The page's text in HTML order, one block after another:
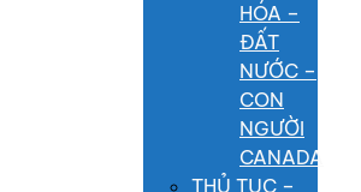
HÓA –
ĐẤT
NƯỚC –
CON
NGƯỜI
CANADA
THỦ TỤC –